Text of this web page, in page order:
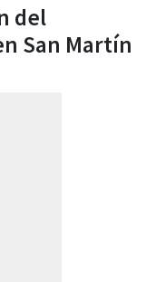
del
San Martín